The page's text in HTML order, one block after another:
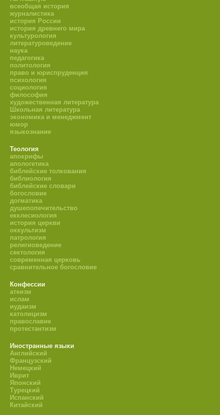
всеобщая история
журналистика
история России
история древнего мира
культурология
литературоведение
наука
педагогика
политология
право и юриспруденция
психология
социология
философия
художественная литература
Школьная литература
экономика и менеджмент
юмор
языкознание
Теология
апокрифы
апологетика
библейские толкования
библиология
библейские словари
богословие
догматика
душепопечительство
екклесиология
история церкви
оккультизм
патрология
религиоведение
сектология
современная церковь
сравнительное богословие
Конфессии
атеизм
ислам
иудаизм
католицизм
православие
протестантизм
Иностранные языки
Английский
Французский
Немецкий
Иврит
Японский
Турецкий
Испанский
Китайский